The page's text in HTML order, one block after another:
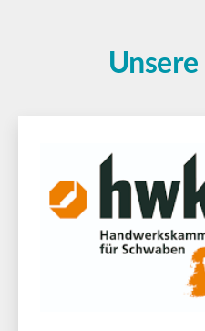
Unsere